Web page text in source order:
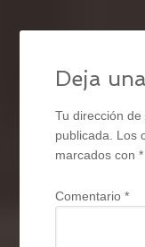
Deja
Tu dirección
publicada.
Los
marcados con*
Comentario*